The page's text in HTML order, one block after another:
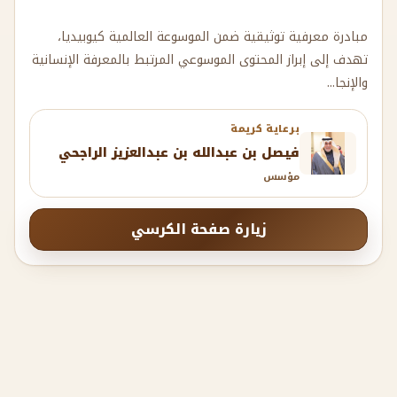
مبادرة معرفية توثيقية ضمن الموسوعة العالمية كيوبيديا،
تهدف إلى إبراز المحتوى الموسوعي المرتبط بالمعرفة الإنسانية
والإنجا...
برعاية كريمة
فيصل بن عبدالله بن عبدالعزيز الراجحي
مؤسس
زيارة صفحة الكرسي